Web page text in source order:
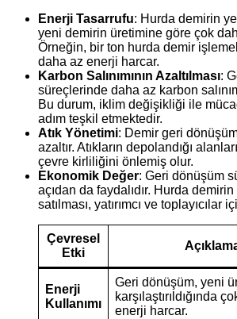
Enerji Tasarrufu: Hurda demirin
yeni demirin üretimine göre çok
Örneğin, bir ton hurda demir
daha az enerji harcar.
Karbon Salınımının Azaltılması:
süreçlerinde daha az karbon
Bu durum, iklim değişikliği ile
adım teşkil etmektedir.
Atık Yönetimi: Demir geri
azaltır. Atıkların depolandığı
çevre kirliliğini önlemiş olur.
Ekonomik Değer: Geri dönüşüm
açıdan da faydalıdır. Hurda
satılması, yatırımcı ve toplayıcılar
Çevresel
Etki
Enerji
Kullanımı
Geri dönüşüm, yeni
karşılaştırıldığında
enerji harcar.